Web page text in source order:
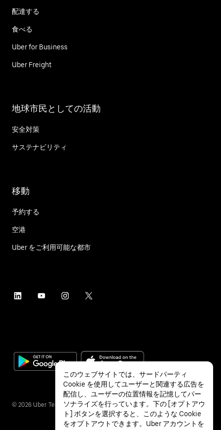
配達する
食べる
Uber for Business
Uber Freight
地球市民としての活動
安全対策
サステナビリティ
移動
予約する
空港
Uber をご利用可能な都市
© 2026 Uber Technologies Inc.
このウェブサイトでは、サードパーティ
Cookie を使用してユーザーと関連する広告を
配信し、ユーザーの位置情報を記憶してパー
ソナライズを行っています。下の [オプトアウ
ト] ボタンを選択すると、このような Cookie
をオプトアウトできます。Uber アカウントを